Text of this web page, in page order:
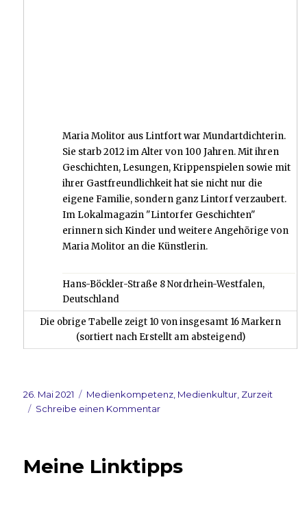
Maria Molitor aus Lintfort war Mundartdichterin.
Sie starb 2012 im Alter von 100 Jahren. Mit ihren
Geschichten, Lesungen, Krippenspielen sowie mit
ihrer Gastfreundlichkeit hat sie nicht nur die
eigene Familie, sondern ganz Lintorf verzaubert.
Im Lokalmagazin "Lintorfer Geschichten"
erinnern sich Kinder und weitere Angehörige von
Maria Molitor an die Künstlerin.
Hans-Böckler-Straße 8 Nordrhein-Westfalen,
Deutschland
Die obrige Tabelle zeigt 10 von insgesamt 16 Markern
(sortiert nach Erstellt am absteigend)
Veröffentlicht
am
26. Mai 2021 Kategorien
Medienkompetenz, Medienkultur, Zurzeit
Schreibe einen Kommentarzu
–
zum
Meine Linktipps